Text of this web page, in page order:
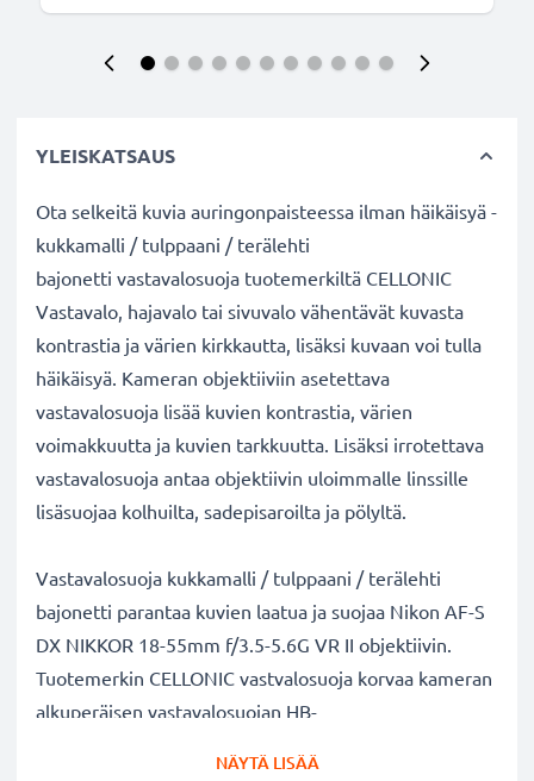
YLEISKATSAUS
Ota selkeitä kuvia auringonpaisteessa ilman häikäisyä -
kukkamalli / tulppaani / terälehti
bajonetti vastavalosuoja tuotemerkiltä CELLONIC
Vastavalo, hajavalo tai sivuvalo vähentävät kuvasta
kontrastia ja värien kirkkautta, lisäksi kuvaan voi tulla
häikäisyä. Kameran objektiiviin asetettava
vastavalosuoja lisää kuvien kontrastia, värien
voimakkuutta ja kuvien tarkkuutta. Lisäksi irrotettava
vastavalosuoja antaa objektiivin uloimmalle linssille
lisäsuojaa kolhuilta, sadepisaroilta ja pölyltä.
Vastavalosuoja kukkamalli / tulppaani / terälehti
bajonetti parantaa kuvien laatua ja suojaa Nikon AF-S
DX NIKKOR 18-55mm f/3.5-5.6G VR II objektiivin.
Tuotemerkin CELLONIC vastvalosuoja korvaa kameran
alkuperäisen vastavalosuojan HB-
NÄYTÄ LISÄÄ